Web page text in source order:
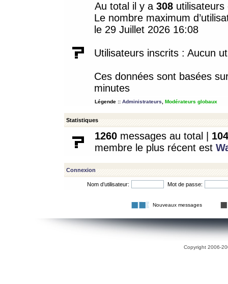
Au total il y a 308
Le nombre maximum
le 29 Juillet 2026 16:08
Utilisateurs inscrits : Aucun
Ces données sont basées
minutes
Légende :: Administrateurs Modérateurs globaux
Statistiques
1260 messages au total | 104
membre le plus récent est
Connexion
Nom d’utilisateur: Mot de passe:
Nouveaux messages
Copyright 2006-